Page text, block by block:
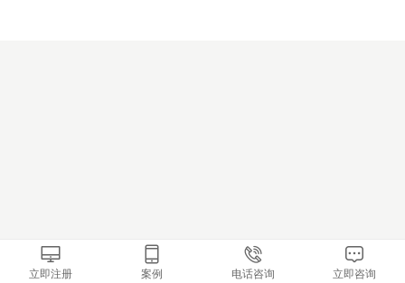
立即注册 案例 电话咨询 立即咨询